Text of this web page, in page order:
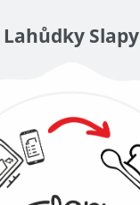
Lahůdky Slapy